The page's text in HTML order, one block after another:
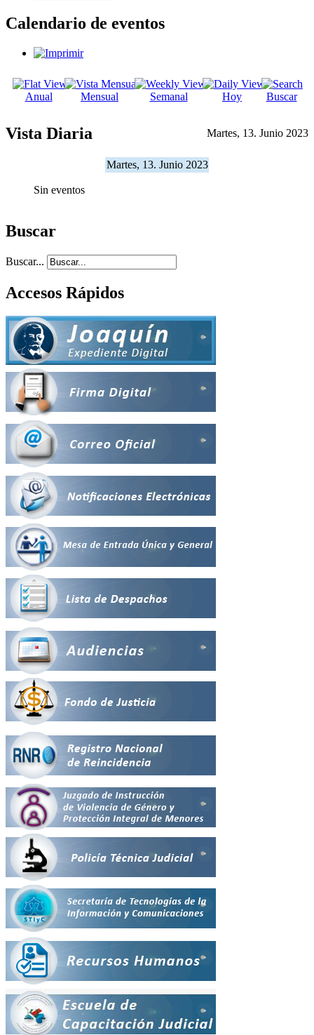
Calendario de eventos
Anual Mensual Semanal Hoy Buscar
Vista Diaria Martes, 13. Junio 2023
Martes, 13. Junio 2023
Sin eventos
Buscar
Buscar...
Accesos Rápidos